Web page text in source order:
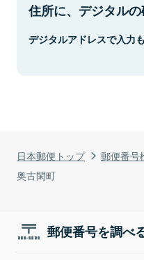
日本郵便トップ 郵便番号
奥古閑町
住所に、デジタルの
デジタルアドレスで入力
郵便番号を調べ